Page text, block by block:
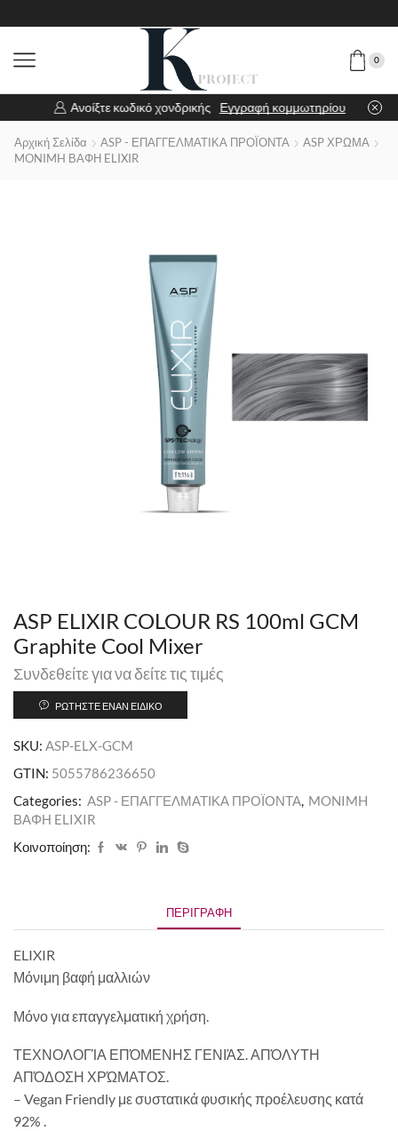
0
Ανοίξτε κωδικό χονδρικής Εγγραφή κομμωτηρίου
Αρχική Σελίδα ASP - ΕΠΑΓΓΕΛΜΑΤΙΚΑ ΠΡΟΪΟΝΤΑ
ASP ΧΡΩΜΑ
MONIMH ΒΑΦΗ ELIXIR
ASP ELIXIR COLOUR RS 100ml GCM
Graphite Cool Mixer
Συνδεθείτε για να δείτε τις τιμές
ΡΩΤΉΣΤΕ ΈΝΑΝ ΕΙΔΙΚΌ
SKU: ASP-ELX-GCM
GTIN: 5055786236650
Categories: ASP - ΕΠΑΓΓΕΛΜΑΤΙΚΑ ΠΡΟΪΟΝΤΑ, MONIMH
ΒΑΦΗ ELIXIR
Κοινοποίηση:
ΠΕΡΙΓΡΑΦΉ
ELIXIR
Μόνιμη βαφή μαλλιών
Μόνο για επαγγελματική χρήση.
ΤΕΧΝΟΛΟΓΊΑ ΕΠΌΜΕΝΗΣ ΓΕΝΙΆΣ. ΑΠΌΛΥΤΗ
ΑΠΌΔΟΣΗ ΧΡΏΜΑΤΟΣ.
– Vegan Friendly με συστατικά φυσικής προέλευσης κατά
92% .